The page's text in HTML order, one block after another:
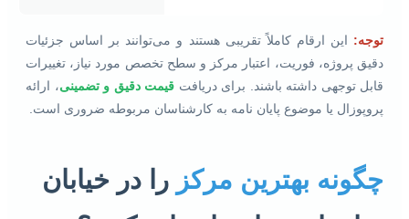
توجه: این ارقام کاملاً تقریبی هستند و می‌توانند بر اساس جزئیات
دقیق پروژه، فوریت، اعتبار مرکز و سطح تخصص مورد نیاز، تغییرات
قابل توجهی داشته باشند. برای دریافت قیمت دقیق و تضمینی، ارائه
پروپوزال یا موضوع پایان نامه به کارشناسان مربوطه ضروری است.
چگونه بهترین مرکز را در خیابان